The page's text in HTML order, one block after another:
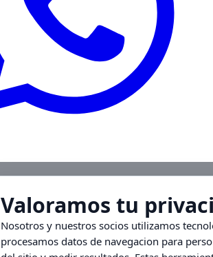
Valoramos tu
Nosotros y nuestros socios utilizamos
procesamos datos de navegacion para